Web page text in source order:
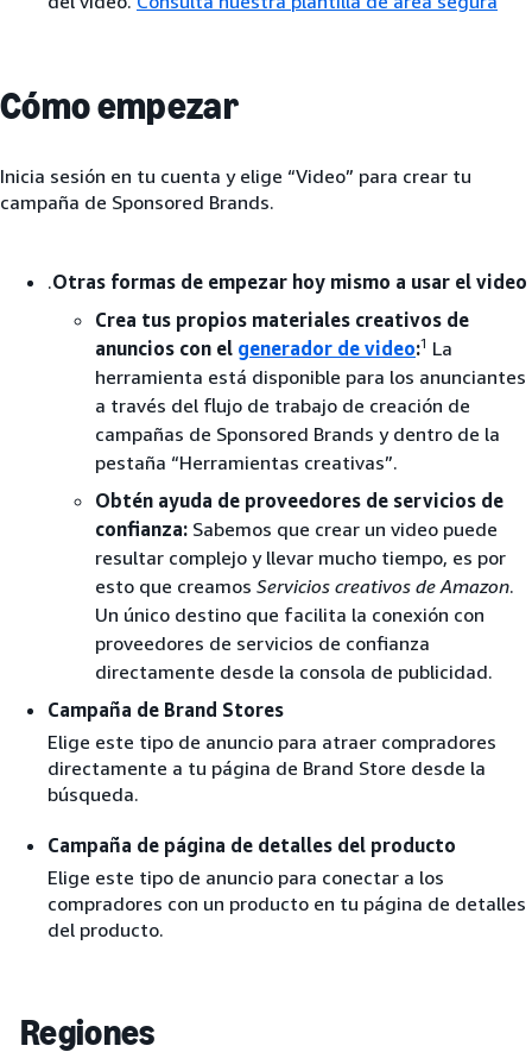
Cómo empezar
Inicia sesión en tu cuenta y elige “Video” para crear tu
campaña de Sponsored Brands.
.Otras formas de empezar hoy mismo a usar el video
Crea tus propios materiales creativos de
anuncios con el generador de video:1 La
herramienta está disponible para los anunciantes
a través del flujo de trabajo de creación de
campañas de Sponsored Brands y dentro de la
pestaña “Herramientas creativas”.
Obtén ayuda de proveedores de servicios de
confianza: Sabemos que crear un video puede
resultar complejo y llevar mucho tiempo, es por
esto que creamos Servicios creativos de Amazon.
Un único destino que facilita la conexión con
proveedores de servicios de confianza
directamente desde la consola de publicidad.
Campaña de Brand Stores
Elige este tipo de anuncio para atraer compradores
directamente a tu página de Brand Store desde la
búsqueda.
Campaña de página de detalles del producto
Elige este tipo de anuncio para conectar a los
compradores con un producto en tu página de detalles
del producto.
Regiones